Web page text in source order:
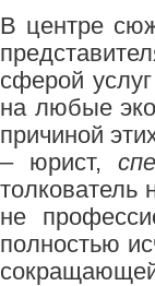
В центре
сферой
на любые
причиной
– юрист,
толкователь
не
полностью